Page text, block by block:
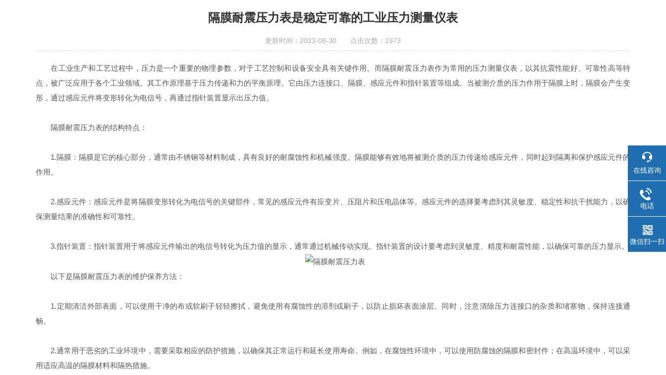
隔膜耐震压力表是稳定可靠的工业压力测量仪表
更新时间：2023-08-30 点击次数：1973
在工业生产和工艺过程中，压力是一个重要的物理参数，对于工艺控制和设备安全具有关键作用。而隔膜耐震压力表作为常用的压力测量仪表，以其抗震性能好、可靠性高等特
点，被广泛应用于各个工业领域。其工作原理基于压力传递和力的平衡原理。它由压力连接口、隔膜、感应元件和指针装置等组成。当被测介质的压力作用于隔膜上时，隔膜会产生变
形，通过感应元件将变形转化为电信号，再通过指针装置显示出压力值。
隔膜耐震压力表的结构特点：
1.隔膜：隔膜是它的核心部分，通常由不锈钢等材料制成，具有良好的耐腐蚀性和机械强度。隔膜能够有效地将被测介质的压力传递给感应元件，同时起到隔离和保护感应元件的
作用。
2.感应元件：感应元件是将隔膜变形转化为电信号的关键部件，常见的感应元件有应变片、压阻片和压电晶体等。感应元件的选择要考虑到其灵敏度、稳定性和抗干扰能力，以确
保测量结果的准确性和可靠性。
3.指针装置：指针装置用于将感应元件输出的电信号转化为压力值的显示，通常通过机械传动实现。指针装置的设计要考虑到灵敏度、精度和耐震性能，以确保可靠的压力显示。
以下是隔膜耐震压力表的维护保养方法：
1.定期清洁外部表面，可以使用干净的布或软刷子轻轻擦拭，避免使用有腐蚀性的溶剂或刷子，以防止损坏表面涂层。同时，注意清除压力连接口的杂质和堵塞物，保持连接通
畅。
2.通常用于恶劣的工业环境中，需要采取相应的防护措施，以确保其正常运行和延长使用寿命。例如，在腐蚀性环境中，可以使用防腐蚀的隔膜和密封件；在高温环境中，可以采
用适应高温的隔膜材料和隔热措施。
在线咨询
电话
微信扫一扫